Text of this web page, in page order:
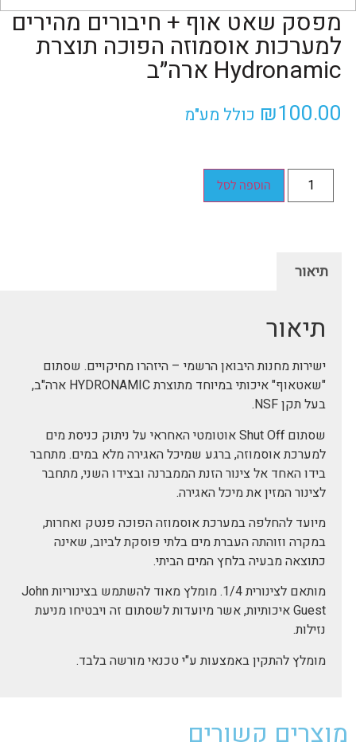
מפסק שאט אוף + חיבורים מהירים
למערכות אוסמוזה הפוכה תוצרת
Hydronamic ארה״ב
₪100.00 כולל מע"מ
הוספה לסל
תיאור
תיאור
ישירות מחנות היבואן הרשמי – היזהרו מחיקויים. שסתום
"שאטאוף" איכותי במיוחד מתוצרת HYDRONAMIC ארה"ב,
בעל תקן NSF.
שסתום Shut Off אוטומטי האחראי על ניתוק כניסת מים
למערכת אוסמוזה, ברגע שמיכל האגירה מלא במים. מתחבר
בידו האחד אל צינור הזנת הממברנה ובצידו השני, מתחבר
לצינור המזין את מיכל האגירה.
מיועד להחלפה במערכת אוסמוזה הפוכה פנטק ואחרות,
במקרה וזוהתה העברת מים בלתי פוסקת לביוב, שאינה
כתוצאה מבעיה בלחץ המים הביתי.
מותאם לצינורית 1/4. מומלץ מאוד להשתמש בצינוריות John
Guest איכותיות, אשר מיועדות לשסתום זה ויבטיחו מניעת
נזילות.
מומלץ להתקין באמצעות ע"י טכנאי מורשה בלבד.
מוצרים קשורים